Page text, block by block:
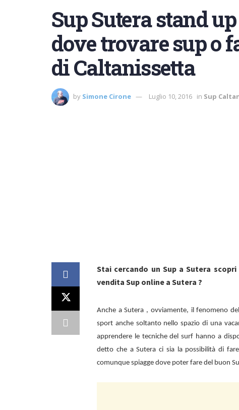
Sup Sutera stand
dove trovare sup o
di Caltanissetta
by Simone Cirone Luglio 10, 2016 in Sup
Stai cercando un Sup a Sutera
vendita Sup online a Sutera ?
Anche aSutera , ovviamente, il fenomeno
sport anche soltanto nello spazio di una
apprendere le tecniche del surf hanno a
detto che aSutera ci sia la possibilità di
comunque spiagge dove poter fare del buon